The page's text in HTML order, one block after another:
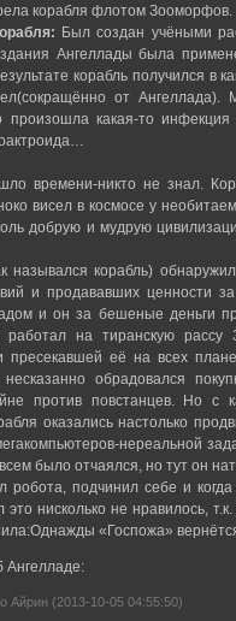
корабля флотом Зооморфов.
Был создан учёными
Ангеллады была
корабль получился
от
произошла какая-то
времени-никто не знал.
висел в космосе у
добрую и мудрую
назывался корабль)
и продававших ценности
и он за бешеные деньги
работал на тиранскую рассу
пресекавшей её на всех
обрадовался
против повстанцев. Но с
оказались настолько
нереальной
было отчаялся, но тут он
робота, подчинил себе и
это нисколько не нравилось,
«Госпожа»
Ангелладе:
Айрин (2013-10-05 04:55:50)